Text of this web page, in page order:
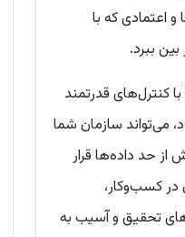
اعتمادی که با
بین ببرد.
کنترل‌های قدرتمند
می‌تواند سازمان شما
از حد داده‌ها قرار
در کسب‌وکار،
تحقیق و آسیب به